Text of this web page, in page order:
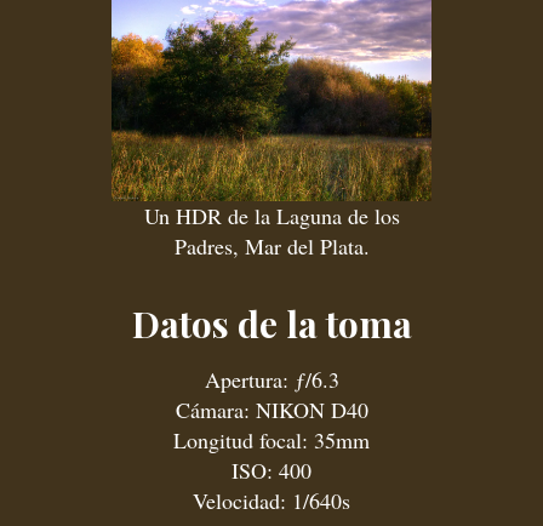
Un HDR de la Laguna de los
Padres, Mar del Plata.
Datos de la toma
Apertura: ƒ/6.3
Cámara: NIKON D40
Longitud focal: 35mm
ISO: 400
Velocidad: 1/640s